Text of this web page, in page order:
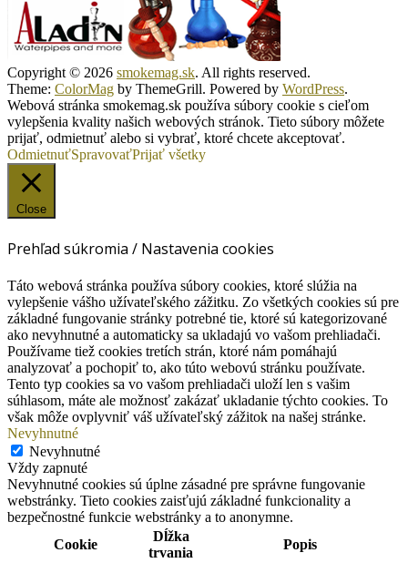
Copyright © 2026 smokemag.sk. All rights reserved.
Theme: ColorMag by ThemeGrill. Powered by WordPress.
Webová stránka smokemag.sk používa súbory cookie s cieľom
vylepšenia kvality našich webových stránok. Tieto súbory môžete
prijať, odmietnuť alebo si vybrať, ktoré chcete akceptovať.
OdmietnuťSpravovaťPrijať všetky
Close
Prehľad súkromia / Nastavenia cookies
Táto webová stránka používa súbory cookies, ktoré slúžia na
vylepšenie vášho užívateľského zážitku. Zo všetkých cookies sú pre
základné fungovanie stránky potrebné tie, ktoré sú kategorizované
ako nevyhnutné a automaticky sa ukladajú vo vašom prehliadači.
Používame tiež cookies tretích strán, ktoré nám pomáhajú
analyzovať a pochopiť to, ako túto webovú stránku používate.
Tento typ cookies sa vo vašom prehliadači uloží len s vašim
súhlasom, máte ale možnosť zakázať ukladanie týchto cookies. To
však môže ovplyvniť váš užívateľský zážitok na našej stránke.
Nevyhnutné
Nevyhnutné
Vždy zapnuté
Nevyhnutné cookies sú úplne zásadné pre správne fungovanie
webstránky. Tieto cookies zaisťujú základné funkcionality a
bezpečnostné funkcie webstránky a to anonymne.
Cookie
Dĺžka
trvania
Popis